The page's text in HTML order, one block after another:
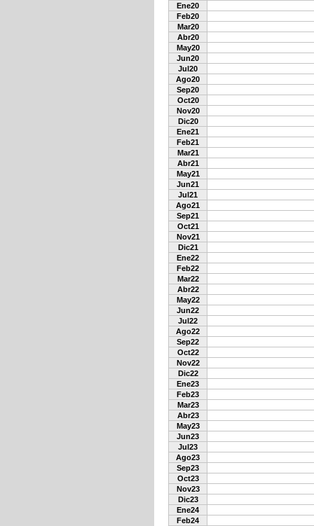
Ene20
Feb20
Mar20
Abr20
May20
Jun20
Jul20
Ago20
Sep20
Oct20
Nov20
Dic20
Ene21
Feb21
Mar21
Abr21
May21
Jun21
Jul21
Ago21
Sep21
Oct21
Nov21
Dic21
Ene22
Feb22
Mar22
Abr22
May22
Jun22
Jul22
Ago22
Sep22
Oct22
Nov22
Dic22
Ene23
Feb23
Mar23
Abr23
May23
Jun23
Jul23
Ago23
Sep23
Oct23
Nov23
Dic23
Ene24
Feb24